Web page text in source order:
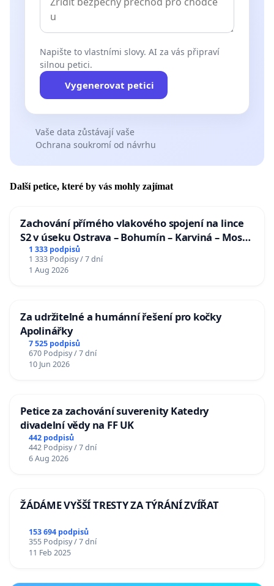
Napište to vlastními slovy. AI za vás připraví
silnou petici.
Vygenerovat petici
Vaše data zůstávají vaše
Ochrana soukromí od návrhu
Další petice, které by vás mohly zajímat
Zachování přímého vlakového spojení na lince
S2 v úseku Ostrava – Bohumín – Karviná – Mosty
u Jablunkova
1 333 podpisů
1 333 Podpisy / 7 dní
1 Aug 2026
Za udržitelné a humánní řešení pro kočky
Apolinářky
7 525 podpisů
670 Podpisy / 7 dní
10 Jun 2026
Petice za zachování suverenity Katedry
divadelní vědy na FF UK
442 podpisů
442 Podpisy / 7 dní
6 Aug 2026
ŽÁDÁME VYŠŠÍ TRESTY ZA TÝRÁNÍ ZVÍŘAT
153 694 podpisů
355 Podpisy / 7 dní
11 Feb 2025